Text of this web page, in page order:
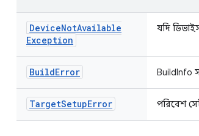
DeviceNotAvailable
Exception
যদি
BuildError BuildInfo
TargetSetupError পরিবেশ